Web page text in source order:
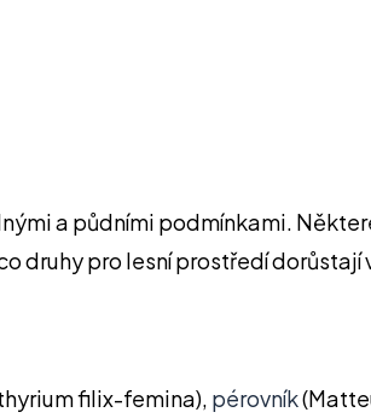
a půdními podmínkami.
druhy pro lesní prostředí
filix-femina), pérovník